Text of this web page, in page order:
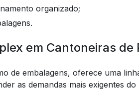
organizado;
em Cantoneiras de
de embalagens, oferece uma
as demandas mais exigentes do